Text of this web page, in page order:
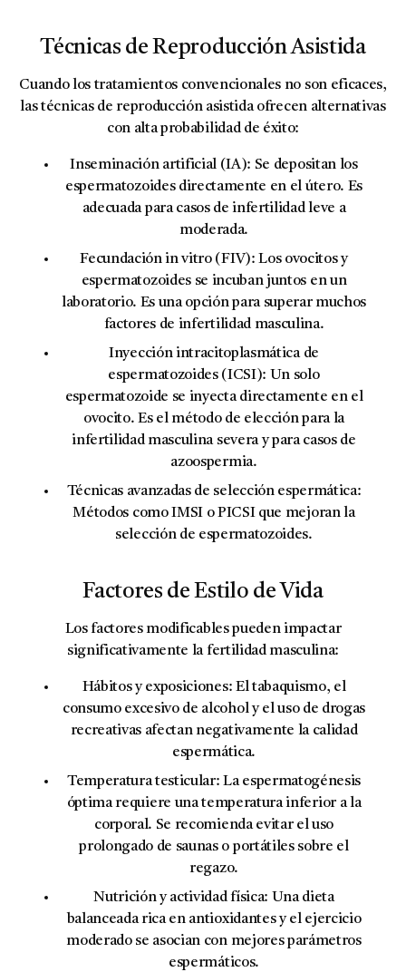
Técnicas de Reproducción Asistida
Cuando los tratamientos convencionales no son eficaces,
las técnicas de reproducción asistida ofrecen alternativas
con alta probabilidad de éxito:
Inseminación artificial (IA): Se depositan los
espermatozoides directamente en el útero. Es
adecuada para casos de infertilidad leve a
moderada.
Fecundación in vitro (FIV): Los ovocitos y
espermatozoides se incuban juntos en un
laboratorio. Es una opción para superar muchos
factores de infertilidad masculina.
Inyección intracitoplasmática de
espermatozoides (ICSI): Un solo
espermatozoide se inyecta directamente en el
ovocito. Es el método de elección para la
infertilidad masculina severa y para casos de
azoospermia.
Técnicas avanzadas de selección espermática:
Métodos como IMSI o PICSI que mejoran la
selección de espermatozoides.
Factores de Estilo de Vida
Los factores modificables pueden impactar
significativamente la fertilidad masculina:
Hábitos y exposiciones: El tabaquismo, el
consumo excesivo de alcohol y el uso de drogas
recreativas afectan negativamente la calidad
espermática.
Temperatura testicular: La espermatogénesis
óptima requiere una temperatura inferior a la
corporal. Se recomienda evitar el uso
prolongado de saunas o portátiles sobre el
regazo.
Nutrición y actividad física: Una dieta
balanceada rica en antioxidantes y el ejercicio
moderado se asocian con mejores parámetros
espermáticos.